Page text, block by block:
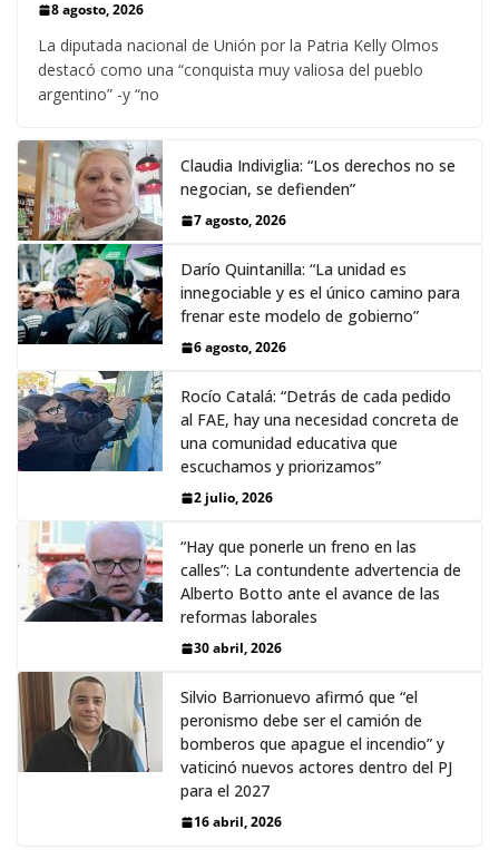
8 agosto, 2026
La diputada nacional de Unión por la Patria Kelly Olmos
destacó como una “conquista muy valiosa del pueblo
argentino” -y “no
Claudia Indiviglia: “Los derechos no se
negocian, se defienden”
7 agosto, 2026
Darío Quintanilla: “La unidad es
innegociable y es el único camino para
frenar este modelo de gobierno”
6 agosto, 2026
Rocío Catalá: “Detrás de cada pedido
al FAE, hay una necesidad concreta de
una comunidad educativa que
escuchamos y priorizamos”
2 julio, 2026
“Hay que ponerle un freno en las
calles”: La contundente advertencia de
Alberto Botto ante el avance de las
reformas laborales
30 abril, 2026
Silvio Barrionuevo afirmó que “el
peronismo debe ser el camión de
bomberos que apague el incendio” y
vaticinó nuevos actores dentro del PJ
para el 2027
16 abril, 2026